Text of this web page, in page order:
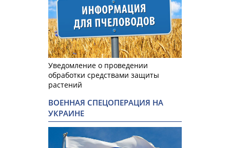
Уведомление о проведении
обработки средствами защиты
растений
ВОЕННАЯ СПЕЦОПЕРАЦИЯ НА
УКРАИНЕ